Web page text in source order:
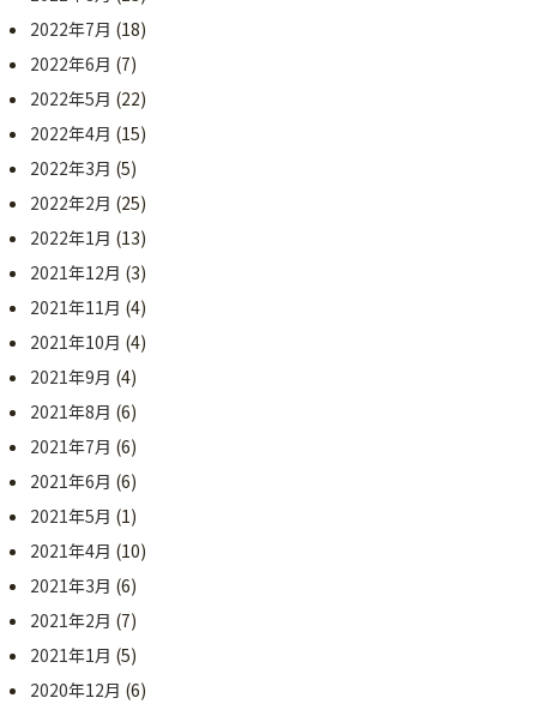
2022年7月 (18)
2022年6月 (7)
2022年5月 (22)
2022年4月 (15)
2022年3月 (5)
2022年2月 (25)
2022年1月 (13)
2021年12月 (3)
2021年11月 (4)
2021年10月 (4)
2021年9月 (4)
2021年8月 (6)
2021年7月 (6)
2021年6月 (6)
2021年5月 (1)
2021年4月 (10)
2021年3月 (6)
2021年2月 (7)
2021年1月 (5)
2020年12月 (6)